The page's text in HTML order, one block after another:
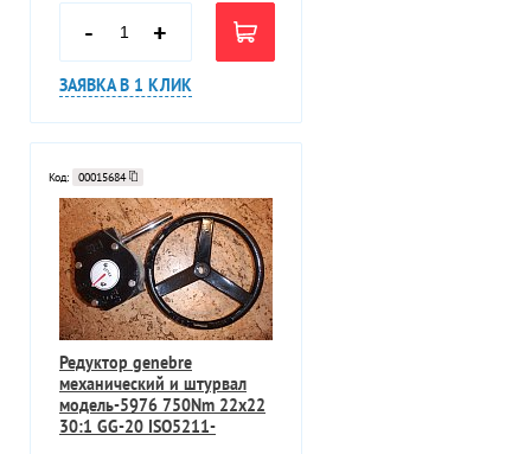
- +
ЗАЯВКА В 1 КЛИК
Код: 00015684
Редуктор genebre
механический и штурвал
модель-5976 750Nm 22х22
30:1 GG-20 ISO5211-